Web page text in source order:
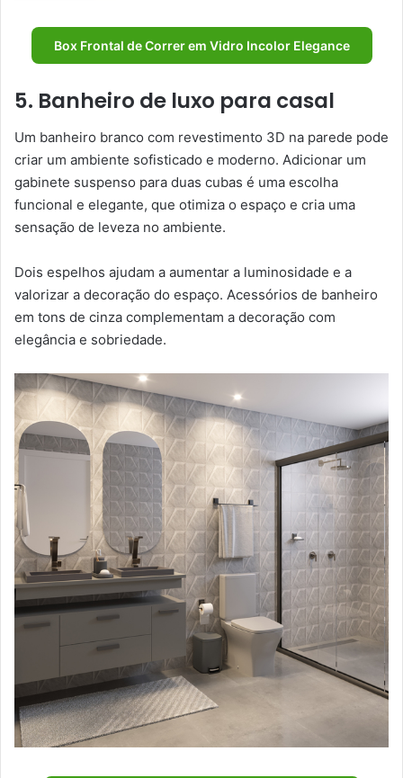
Box Frontal de Correr em Vidro Incolor Elegance
5. Banheiro de luxo para casal
Um banheiro branco com revestimento 3D na parede pode
criar um ambiente sofisticado e moderno. Adicionar um
gabinete suspenso para duas cubas é uma escolha
funcional e elegante, que otimiza o espaço e cria uma
sensação de leveza no ambiente.
Dois espelhos ajudam a aumentar a luminosidade e a
valorizar a decoração do espaço. Acessórios de banheiro
em tons de cinza complementam a decoração com
elegância e sobriedade.